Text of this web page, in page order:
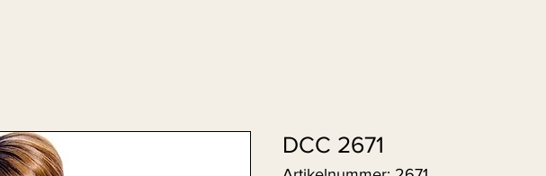
DCC 2671